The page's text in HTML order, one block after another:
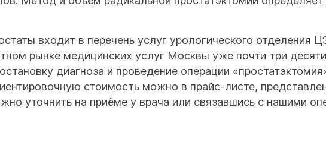
входит в перечень услуг урологического отделения
рынке медицинских услуг Москвы уже почти три
диагноза и проведение операции
стоимость можно в прайс-листе,
уточнить на приёме у врача или связавшись с нашими